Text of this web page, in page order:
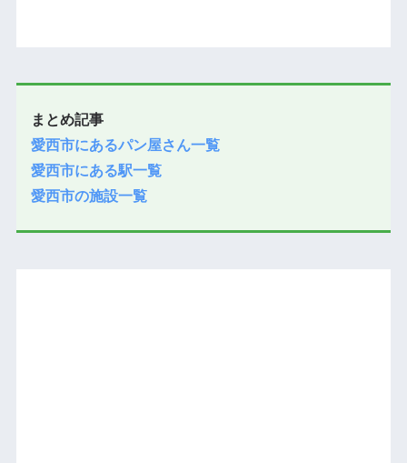
まとめ記事
愛西市にあるパン屋さん一覧
愛西市にある駅一覧
愛西市の施設一覧